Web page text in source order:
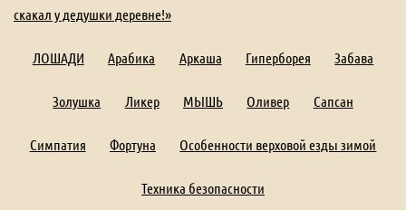
скакал у дедушки деревне!»
ЛОШАДИ Арабика Аркаша Гиперборея Забава
Золушка Ликер МЫШЬ Оливер Сапсан
Симпатия Фортуна Особенности верховой езды зимой
Техника безопасности